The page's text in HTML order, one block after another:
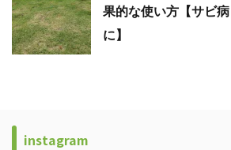
果的な使い方【サビ
に】
instagram